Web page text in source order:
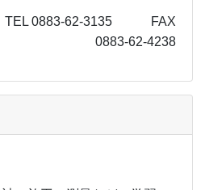
62-3135 FAX
0883-62-4238